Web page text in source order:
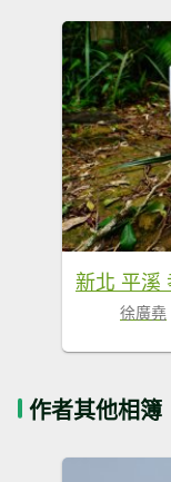
徐廣堯
作者其他相簿